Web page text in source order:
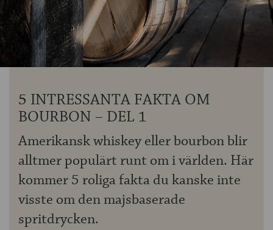
OM ÖLKOLLEN
KONTAKTA OSS
5 INTRESSANTA FAKTA OM
BOURBON – DEL 1
Amerikansk whiskey eller bourbon blir
alltmer populärt runt om i världen. Här
kommer 5 roliga fakta du kanske inte
visste om den majsbaserade
spritdrycken.